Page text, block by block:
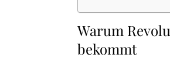
Warum
bekommt